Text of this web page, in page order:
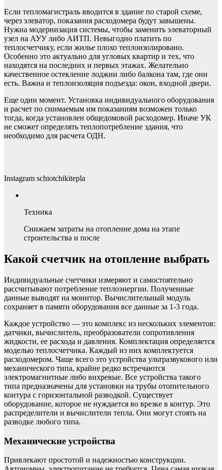
Если тепломагистраль вводится в здание по старой схеме,
через элеватор, показания расходомера будут завышены.
Нужна модернизация системы, чтобы заменить элеваторный
узел на АУУ либо АИТП. Невыгодно платить по
теплосчетчику, если жилье плохо теплоизолировано.
Особенно это актуально для угловых квартир и тех, что
находятся на последних и первых этажах. Желательно
качественное остекление лоджии либо балкона там, где они
есть. Важна и теплоизоляция подъезда: окон, входной двери.
Еще один момент. Установка индивидуального оборудования
и расчет по снимаемым им показаниям возможен только
тогда, когда установлен общедомовой расходомер. Иначе УК
не сможет определять теплопотребление здания, что
необходимо для расчета ОДН.
Instagram schiotchikitepla
Техника
Снижаем затраты на отопление дома на этапе
строительства и после
Какой счетчик на отопление выбрать
Индивидуальные счетчики измеряют и самостоятельно
рассчитывают потребление теплоэнергии. Полученные
данные выводят на монитор. Вычислительный модуль
сохраняет в памяти оборудования все данные за 1-3 года.
Каждое устройство — это комплекс из нескольких элементов:
датчики, вычислитель, преобразователи сопротивления
жидкости, ее расхода и давления. Комплектация определяется
моделью теплосчетчика. Каждый из них комплектуется
расходомером. Чаще всего это устройства ультразвукового или
механического типа, крайне редко встречаются
электромагнитные либо вихревые. Все устройства такого
типа предназначены для установки на трубы отопительного
контура с горизонтальной разводкой. Существует
оборудование, которое не нуждается во врезке в контур. Это
распределители и вычислители тепла. Они могут стоять на
разводке любого типа.
Механические устройства
Привлекают простотой и надежностью конструкции.